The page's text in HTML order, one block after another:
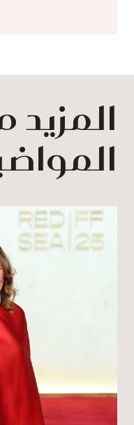
المزيد